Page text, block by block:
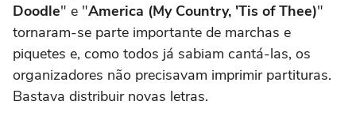
Doodle" e "America (My Country, 'Tis of Thee)"
tornaram-se parte importante de marchas e
piquetes e, como todos já sabiam cantá-las, os
organizadores não precisavam imprimir partituras.
Bastava distribuir novas letras.